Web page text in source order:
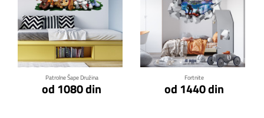
Patrolne Šape Družina
od 1080 din
Klikni za detalje
Fortnite
od 1440 din
Klikni za detalje